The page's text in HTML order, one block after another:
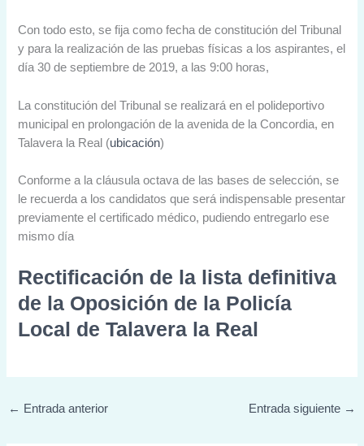
Con todo esto, se fija como fecha de constitución del Tribunal
y para la realización de las pruebas físicas a los aspirantes, el
día 30 de septiembre de 2019, a las 9:00 horas,
La constitución del Tribunal se realizará en el polideportivo
municipal en prolongación de la avenida de la Concordia, en
Talavera la Real (ubicación)
Conforme a la cláusula octava de las bases de selección, se
le recuerda a los candidatos que será indispensable presentar
previamente el certificado médico, pudiendo entregarlo ese
mismo día
Rectificación de la lista definitiva
de la Oposición de la Policía
Local de Talavera la Real
← Entrada anterior Entrada siguiente →